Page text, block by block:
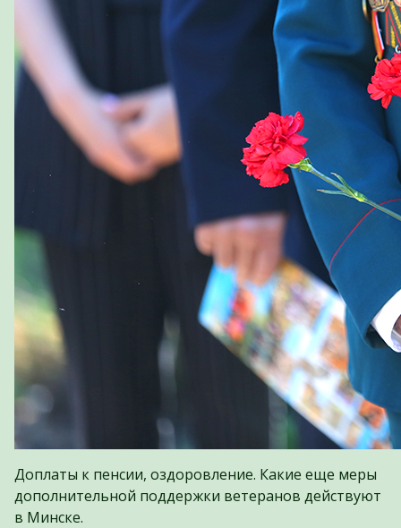
Доплаты к пенсии, оздоровление. Какие еще меры
дополнительной поддержки ветеранов действуют
в Минске.